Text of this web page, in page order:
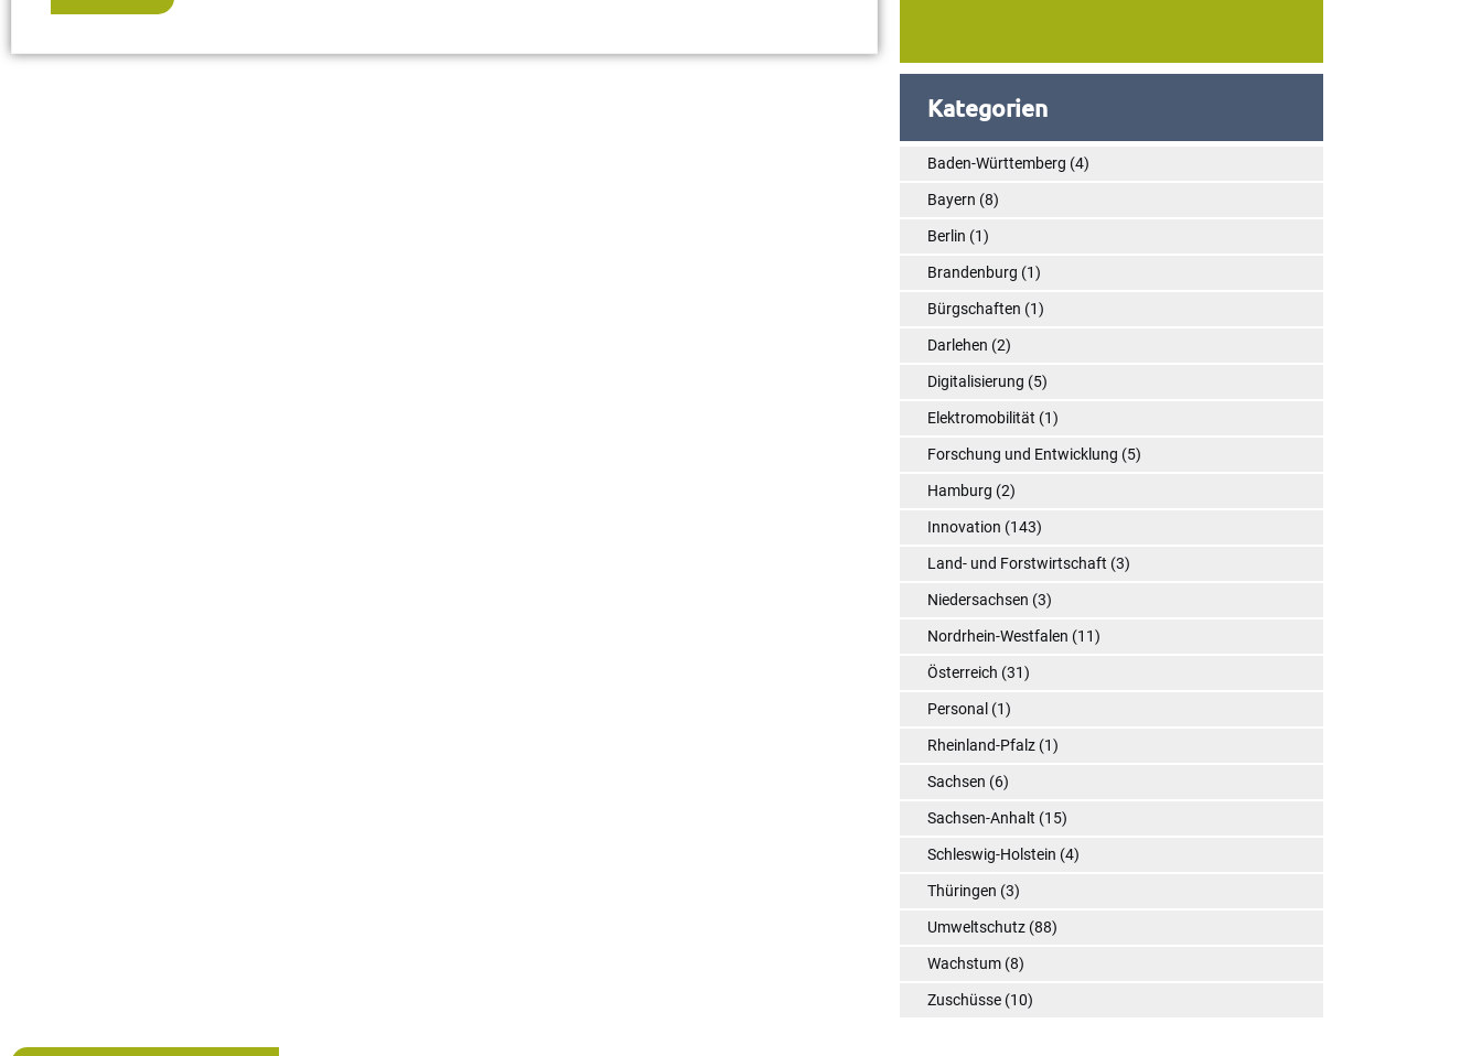
Kategorien
Baden-Württemberg (4)
Bayern (8)
Berlin (1)
Brandenburg (1)
Bürgschaften (1)
Darlehen (2)
Digitalisierung (5)
Elektromobilität (1)
Forschung und Entwicklung (5)
Hamburg (2)
Innovation (143)
Land- und Forstwirtschaft (3)
Niedersachsen (3)
Nordrhein-Westfalen (11)
Österreich (31)
Personal (1)
Rheinland-Pfalz (1)
Sachsen (6)
Sachsen-Anhalt (15)
Schleswig-Holstein (4)
Thüringen (3)
Umweltschutz (88)
Wachstum (8)
Zuschüsse (10)